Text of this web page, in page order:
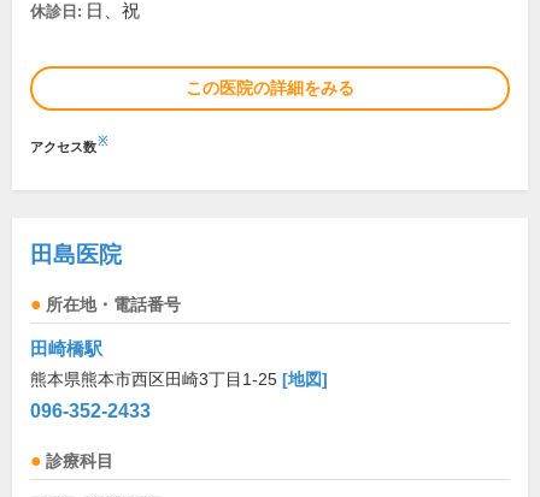
休診日: 日、祝
この医院の詳細をみる
アクセス数※
田島医院
所在地・電話番号
田崎橋駅
熊本県熊本市西区田崎3丁目1-25 [地図]
096-352-2433
診療科目